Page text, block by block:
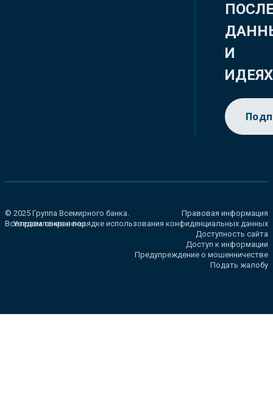
И
ИДЕЯХ
© 2025 Группа Всемирного банка.
Все права сохранены.
Правовая информация
Уведомление о порядке использования конфиденциальных данных
Доступность сайта
Доступ к информации
Предупреждение о мошенничестве
Подать жалобу